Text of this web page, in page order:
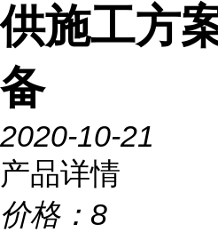
供施工方
备
2020-10-21
产品详情
价格： 8